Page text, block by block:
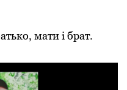
мати і брат.